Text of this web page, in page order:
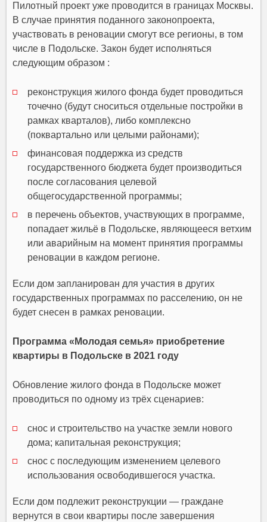
Пилотный проект уже проводится в границах Москвы.
В случае принятия поданного законопроекта,
участвовать в реновации смогут все регионы, в том
числе в Подольске. Закон будет исполняться
следующим образом :
реконструкция жилого фонда будет проводиться
точечно (будут сноситься отдельные постройки в
рамках кварталов), либо комплексно
(поквартально или целыми районами);
финансовая поддержка из средств
государственного бюджета будет производиться
после согласования целевой
общегосударственной программы;
в перечень объектов, участвующих в программе,
попадает жильё в Подольске, являющееся ветхим
или аварийным на момент принятия программы
реновации в каждом регионе.
Если дом запланирован для участия в других
государственных программах по расселению, он не
будет снесен в рамках реновации.
Программа «Молодая семья» приобретение
квартиры в Подольске в 2021 году
Обновление жилого фонда в Подольске может
проводиться по одному из трёх сценариев:
снос и строительство на участке земли нового
дома; капитальная реконструкция;
снос с последующим изменением целевого
использования освободившегося участка.
Если дом подлежит реконструкции — граждане
вернутся в свои квартиры после завершения